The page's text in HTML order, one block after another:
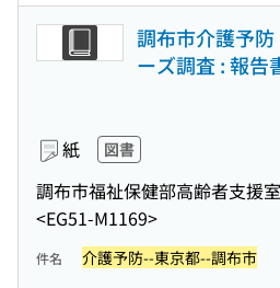
調布市介護予
ーズ調査 : 報告
紙 図書
調布市福祉保健部高齢者支援
<EG51-M1169>
件名 介護予防--東京都--調布市